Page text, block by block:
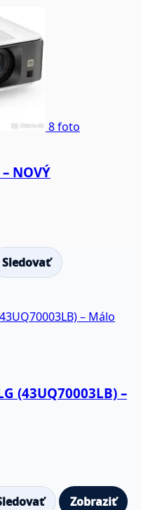
8 foto
NOVÝ
Sledovať
(43UQ70003LB) –
Zobraziť